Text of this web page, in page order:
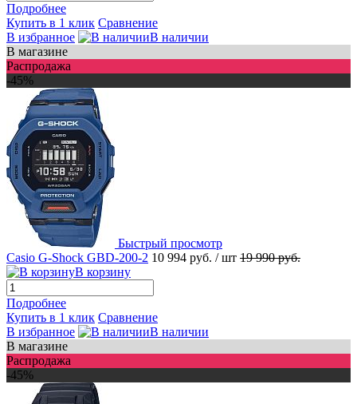
Подробнее
Купить в 1 клик Сравнение
В избранное
В наличии
В магазине
Распродажа
-45%
Быстрый просмотр
Casio G-Shock GBD-200-2 10 994 руб. / шт 19 990 руб.
В корзину
Подробнее
Купить в 1 клик Сравнение
В избранное
В наличии
В магазине
Распродажа
-45%